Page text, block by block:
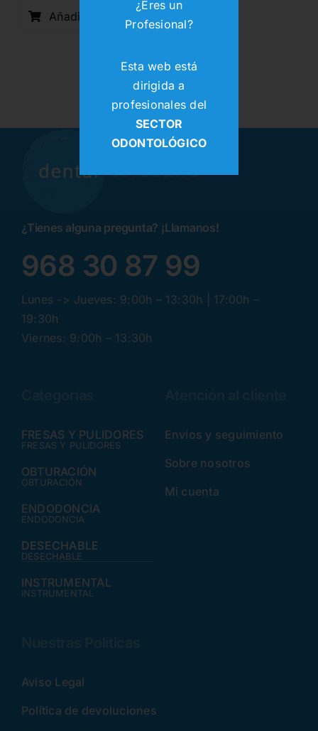
original
era:
actual
es:
Añadir al carrito
¿Tienes alguna pregunta? ¡Llamanos!
968 30 87 99
Lunes -> Jueves: 9:00h – 13:30h | 17:00h –
19:30h
Viernes: 9:00h – 13:30h
FRESAS Y PULIDORES
FRESAS Y PULIDORES
OBTURACIÓN
OBTURACIÓN
ENDODONCIA
ENDODONCIA
DESECHABLE
DESECHABLE
INSTRUMENTAL
INSTRUMENTAL
Envíos y seguimiento
Sobre nosotros
Mi cuenta
Aviso Legal
Política de devoluciones
¿Eres un
Profesional?
Esta web está
dirigida a
profesionales del
SECTOR
ODONTOLÓGICO